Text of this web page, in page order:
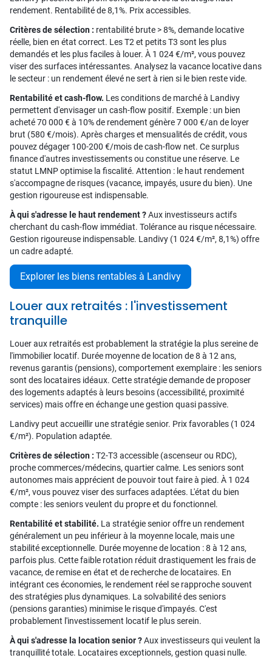
rendement. Rentabilité de 8,1%. Prix accessibles.
Critères de sélection : rentabilité brute > 8%, demande locative
réelle, bien en état correct. Les T2 et petits T3 sont les plus
demandés et les plus faciles à louer. À 1 024 €/m², vous pouvez
viser des surfaces intéressantes. Analysez la vacance locative dans
le secteur : un rendement élevé ne sert à rien si le bien reste vide.
Rentabilité et cash-flow. Les conditions de marché à Landivy
permettent d'envisager un cash-flow positif. Exemple : un bien
acheté 70 000 € à 10% de rendement génère 7 000 €/an de loyer
brut (580 €/mois). Après charges et mensualités de crédit, vous
pouvez dégager 100-200 €/mois de cash-flow net. Ce surplus
finance d'autres investissements ou constitue une réserve. Le
statut LMNP optimise la fiscalité. Attention : le haut rendement
s'accompagne de risques (vacance, impayés, usure du bien). Une
gestion rigoureuse est indispensable.
À qui s'adresse le haut rendement ?Aux investisseurs actifs
cherchant du cash-flow immédiat. Tolérance au risque nécessaire.
Gestion rigoureuse indispensable. Landivy (1 024 €/m², 8,1%) offre
un cadre adapté.
Explorer les biens rentables à Landivy
Louer aux retraités : l'investissement
tranquille
Louer aux retraités est probablement la stratégie la plus sereine de
l'immobilier locatif. Durée moyenne de location de 8 à 12 ans,
revenus garantis (pensions), comportement exemplaire : les seniors
sont des locataires idéaux. Cette stratégie demande de proposer
des logements adaptés à leurs besoins (accessibilité, proximité
services) mais offre en échange une gestion quasi passive.
Landivy peut accueillir une stratégie senior. Prix favorables (1 024
€/m²). Population adaptée.
Critères de sélection : T2-T3 accessible (ascenseur ou RDC),
proche commerces/médecins, quartier calme. Les seniors sont
autonomes mais apprécient de pouvoir tout faire à pied. À 1 024
€/m², vous pouvez viser des surfaces adaptées. L'état du bien
compte : les seniors veulent du propre et du fonctionnel.
Rentabilité et stabilité. La stratégie senior offre un rendement
généralement un peu inférieur à la moyenne locale, mais une
stabilité exceptionnelle. Durée moyenne de location : 8 à 12 ans,
parfois plus. Cette faible rotation réduit drastiquement les frais de
vacance, de remise en état et de recherche de locataires. En
intégrant ces économies, le rendement réel se rapproche souvent
des stratégies plus dynamiques. La solvabilité des seniors
(pensions garanties) minimise le risque d'impayés. C'est
probablement l'investissement locatif le plus serein.
À qui s'adresse la location senior ?Aux investisseurs qui veulent la
tranquillité totale. Locataires exceptionnels, gestion quasi nulle.